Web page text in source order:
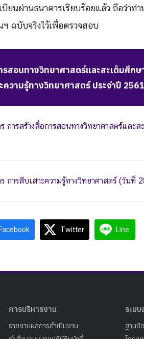
บียนผ่านธนาคารเรียบร้อยแล้ว ถือว่าท่
ฯ ฉบับจริงไว้เพื่อตรวจสอบ
รสอนทางวิทยาศาสตร์และสะเต็มศึก
ความรู้ทางวิทยาศาสตร์ ประจำปี 2561
การสร้างสื่อการสอนทางวิทยาศาสตร์และ
การสืบเสาะความรู้ทางวิทยาศาสตร์ (วันที่
Facebook Twitter Line
การบริหารงาน
รายงานผลการดำเนินงาน
ระบ
ฐานข้